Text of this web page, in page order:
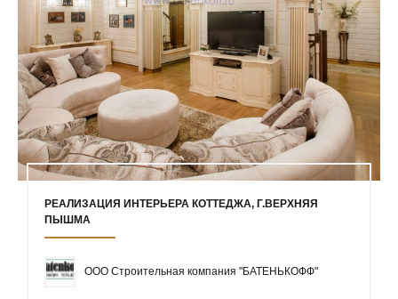
РЕАЛИЗАЦИЯ ИНТЕРЬЕРА КОТТЕДЖА, Г.ВЕРХНЯЯ
ПЫШМА
ООО Строительная компания "БАТЕНЬКОФФ"